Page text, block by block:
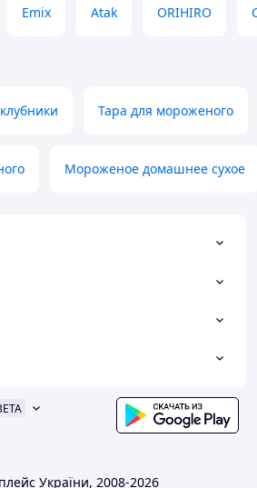
Emix Atak ORIHIRO
Тара для мороженого
Мороженое домашнее сухое
України, 2008-2026